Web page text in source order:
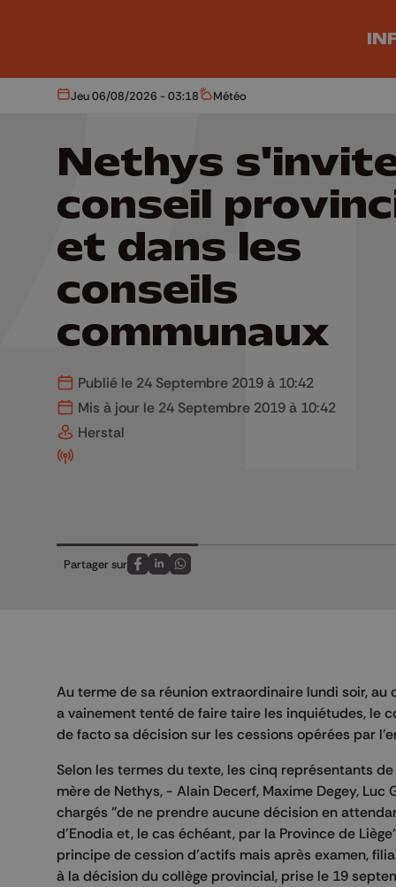
Aujourd'hui
Jeu 06/08/2026 - 03:18 Météo
Météo
Nethys
conseil
et dans les
conseils
communaux
Publié le 24 Septembre 2019 à 10:42
Mis à jour le 24 Septembre 2019 à 10:42
Herstal
Partager sur
Partagez sur FaceBook
Partagez sur LinkedIn
Partagez sur Whatsapp
Au terme de sa réunion extraordinaire lundi soir,
a vainement tenté de faire taire les inquiétudes, le
de facto sa décision sur les cessions opérées par
Selon les termes du texte, les cinq représentants
mère de Nethys, - Alain Decerf, Maxime Degey,
chargés "de ne prendre aucune décision en
d'Enodia et, le cas échéant, par la Province de
principe de cession d'actifs mais après examen,
à la décision du collège provincial, prise le 19